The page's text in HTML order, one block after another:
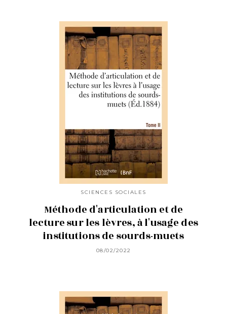
SCIENCES SOCIALES
Méthode d'articulation et de
lecture sur les lèvres, à l'usage des
institutions de sourds-muets
08/02/2022